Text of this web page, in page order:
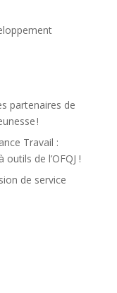
partenaires de
!
Travail :
de l’OFQJ !
de service